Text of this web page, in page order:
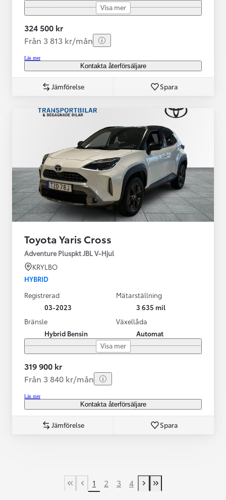
Visa mer
324 500 kr
Från 3 813 kr/mån
Läs mer
Kontakta återförsäljare
Jämförelse Spara
Toyota Yaris Cross
Adventure Pluspkt JBL V-Hjul
KRYLBO
HYBRID
Registrerad
03-2023
Mätarställning
3 635 mil
Bränsle
Hybrid Bensin
Växellåda
Automat
Visa mer
319 900 kr
Från 3 840 kr/mån
Läs mer
Kontakta återförsäljare
Jämförelse Spara
First Page
Previous page
1 2 3 4
Next page
Last Page